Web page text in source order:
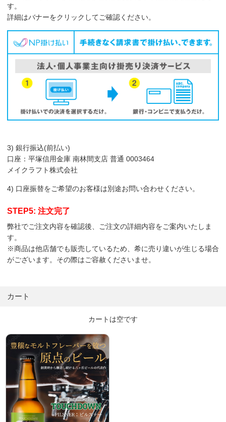
す。
詳細はバナーをクリックしてご確認ください。
3) 銀行振込(前払い)
口座：平塚信用金庫 南林間支店 普通 0003464
メイクラフト株式会社
4) 口座振替をご希望のお客様は別途お問い合わせください。
STEP5: 注文完了
弊社でご注文内容を確認後、ご注文の詳細内容をご案内いたしま
す。
※商品は他店舗でも販売しているため、希に売り違いが生じる場合
がございます。その際はご容赦くださいませ。
カート
カートは空です